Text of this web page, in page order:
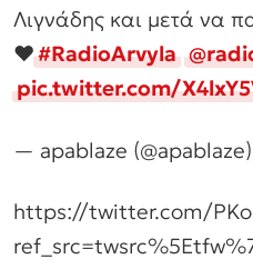
Λιγνάδης και μετά να
❤️#RadioArvyla
pic.twitter.com/
— apablaze
https://twitter.com/